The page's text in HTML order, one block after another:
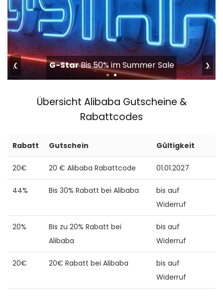
G-StarBis 50% im Summer Sale
❮ ❯
Übersicht Alibaba Gutscheine &
Rabattcodes
Rabatt Gutschein Gültigkeit
20€ 20 € Alibaba Rabattcode 01.01.2027
44% Bis 30% Rabatt bei Alibaba
bis auf
Widerruf
20%
Bis zu 20% Rabatt bei
Alibaba
bis auf
Widerruf
20€ 20€ Rabatt bei Alibaba
bis auf
Widerruf